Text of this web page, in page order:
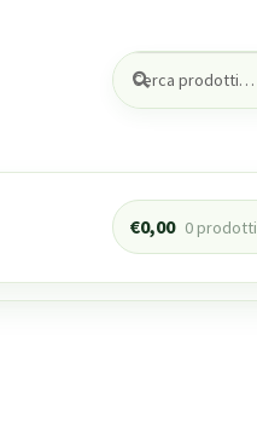
Cerca:
Cerca
€0,00 0 prodotti